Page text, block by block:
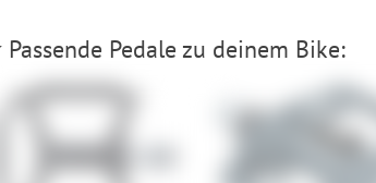
Passende Pedale zu deinem Bike: